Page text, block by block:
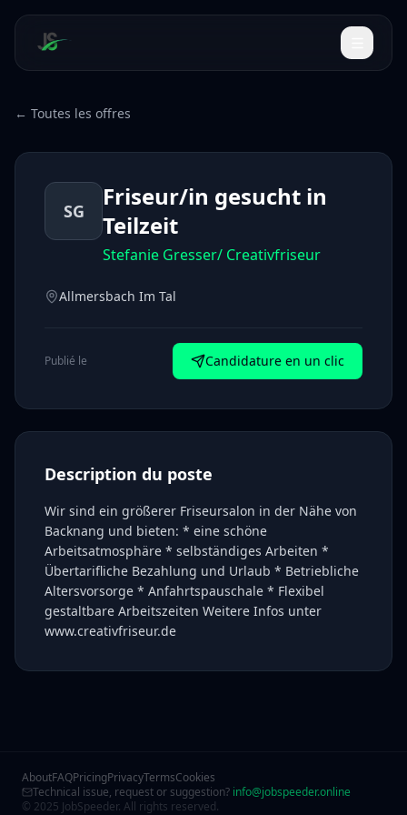
← Toutes les offres
SG
Friseur/in gesucht in
Teilzeit
Stefanie Gresser/ Creativfriseur
Allmersbach Im Tal
Publié le Candidature en un clic
Description du poste
Wir sind ein größerer Friseursalon in der Nähe von
Backnang und bieten: * eine schöne
Arbeitsatmosphäre * selbständiges Arbeiten *
Übertarifliche Bezahlung und Urlaub * Betriebliche
Altersvorsorge * Anfahrtspauschale * Flexibel
gestaltbare Arbeitszeiten Weitere Infos unter
www.creativfriseur.de
AboutFAQPricingPrivacyTermsCookies
Technical issue, request or suggestion? info@jobspeeder.online
© 2025 JobSpeeder. All rights reserved.